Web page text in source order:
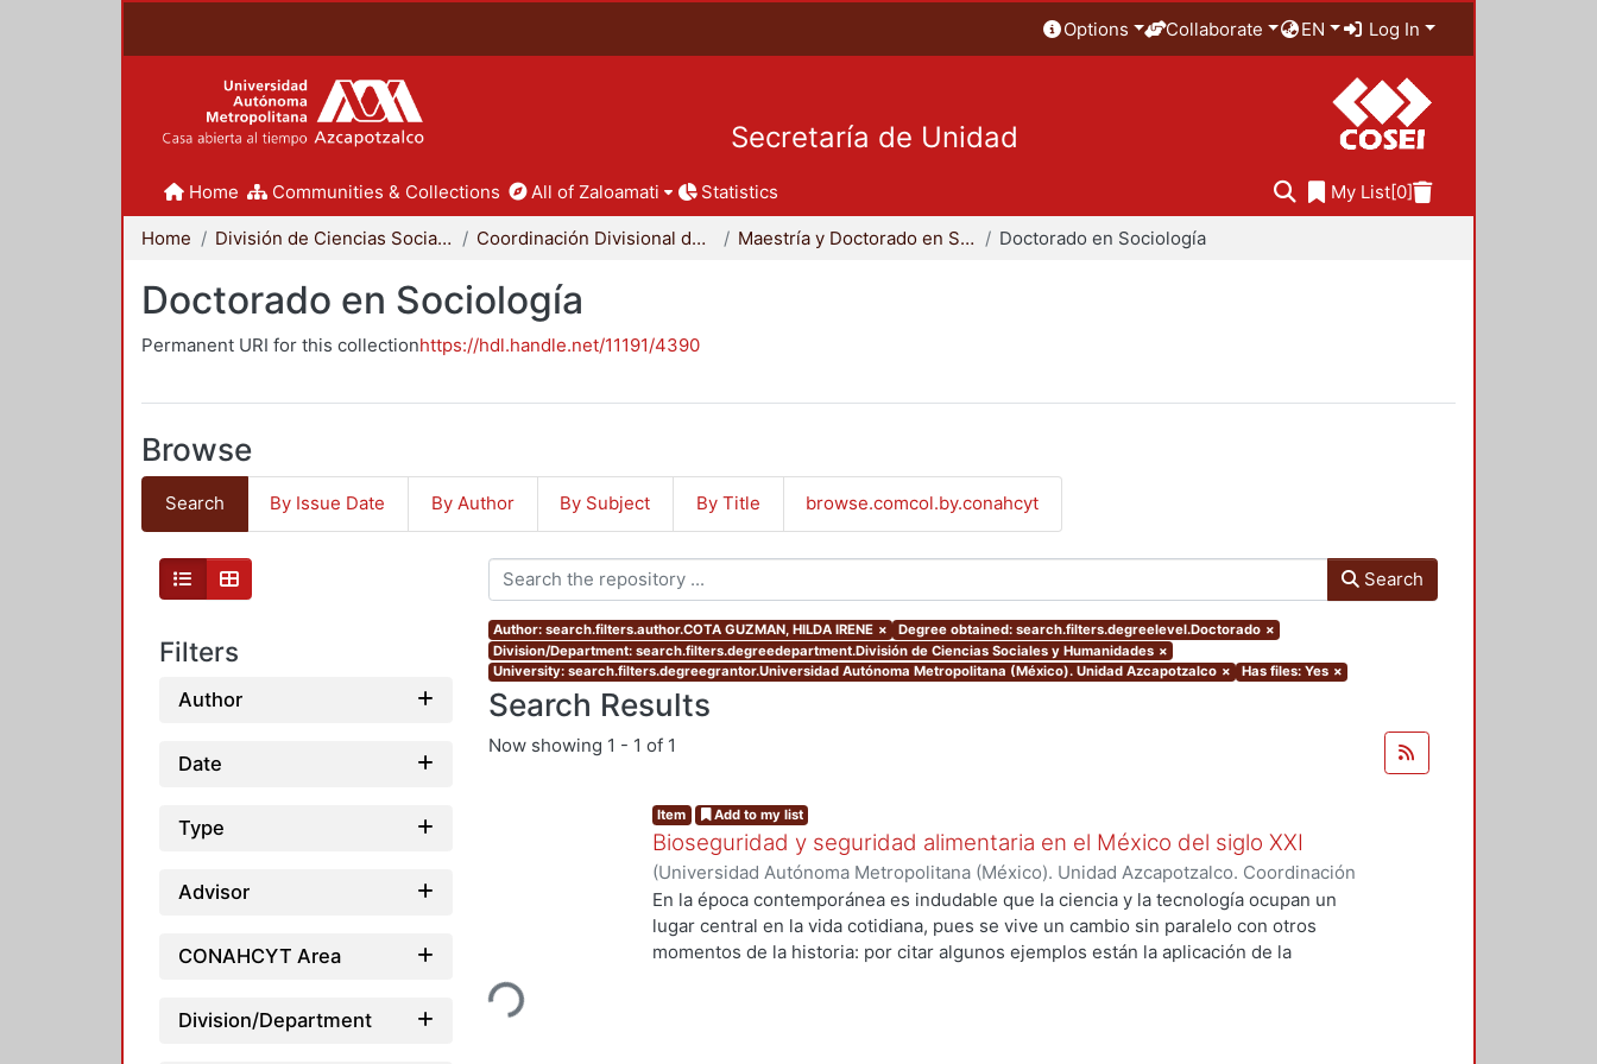
Options Collaborate EN Log In
Secretaría de Unidad
Home Communities & Collections All of Zaloamati Statistics My List[0]
Home División de Ciencias Sociales y Humanidades Coordinación Divisional de Posgrado Maestría y Doctorado en Sociología Doctorado en Sociología
Doctorado en Sociología
Permanent URI for this collectionhttps://hdl.handle.net/11191/4390
Browse
Search By Issue Date By Author By Subject By Title browse.comcol.by.conahcyt
Filters
Author
Date
Type
Advisor
CONAHCYT Area
Division/Department
Search
Author: search.filters.author.COTA GUZMAN, HILDA IRENE × Degree obtained: search.filters.degreelevel.Doctorado ×
Division/Department: search.filters.degreedepartment.División de Ciencias Sociales y Humanidades ×
University: search.filters.degreegrantor.Universidad Autónoma Metropolitana (México). Unidad Azcapotzalco × Has files: Yes ×
Search Results
Now showing 1 - 1 of 1
Loading...
Item Add to my list
Bioseguridad y seguridad alimentaria en el México del siglo XXI
(Universidad Autónoma Metropolitana (México). Unidad Azcapotzalco. Coordinación
de Servicios de Información.,2010-11-12)COTA GUZMAN, HILDA IRENE
En la época contemporánea es indudable que la ciencia y la tecnología ocupan un
lugar central en la vida cotidiana, pues se vive un cambio sin paralelo con otros
momentos de la historia: por citar algunos ejemplos están la aplicación de la